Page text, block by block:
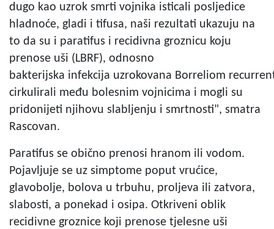
dugo kao uzrok smrti vojnika isticali posljedice
hladnoće, gladi i tifusa, naši rezultati ukazuju na
to da su i paratifus i recidivna groznicu koju
prenose uši (LBRF), odnosno
bakterijska infekcija uzrokovana Borreliom
cirkulirali među bolesnim vojnicima i mogli su
pridonijeti njihovu slabljenju i smrtnosti", smatra
Rascovan.
Paratifus se obično prenosi hranom ili vodom.
Pojavljuje se uz simptome poput vrućice,
glavobolje, bolova u trbuhu, proljeva ili zatvora,
slabosti, a ponekad i osipa. Otkriveni oblik
recidivne groznice koji prenose tjelesne uši